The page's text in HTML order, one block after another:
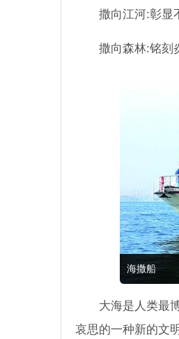
撒向江河:彰显
撒向森林:铭刻
海撒船
大海是人类最
哀思的一种新的文